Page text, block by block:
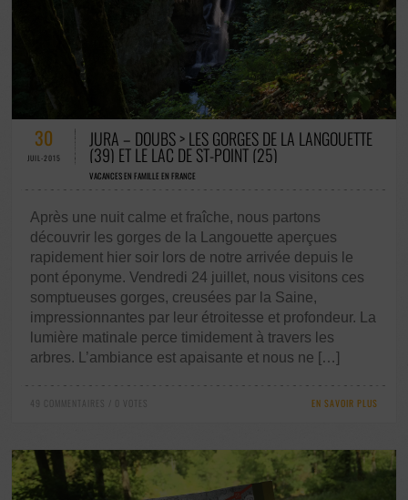
49 COMMENTAIRES / 0 VOTES
30
JUIL-2015
JURA – DOUBS > LES GORGES DE LA LANGOUETTE
(39) ET LE LAC DE ST-POINT (25)
VACANCES EN FAMILLE EN FRANCE
Après une nuit calme et fraîche, nous partons
découvrir les gorges de la Langouette aperçues
rapidement hier soir lors de notre arrivée depuis le
pont éponyme. Vendredi 24 juillet, nous visitons ces
somptueuses gorges, creusées par la Saine,
impressionnantes par leur étroitesse et profondeur. La
lumière matinale perce timidement à travers les
arbres. L’ambiance est apaisante et nous ne […]
49 COMMENTAIRES / 0 VOTES EN SAVOIR PLUS